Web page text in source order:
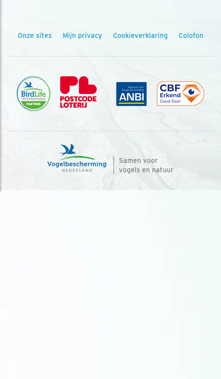
Onze sites Mijn privacy Cookieverklaring Colofon
Samen voor
vogels en natuur